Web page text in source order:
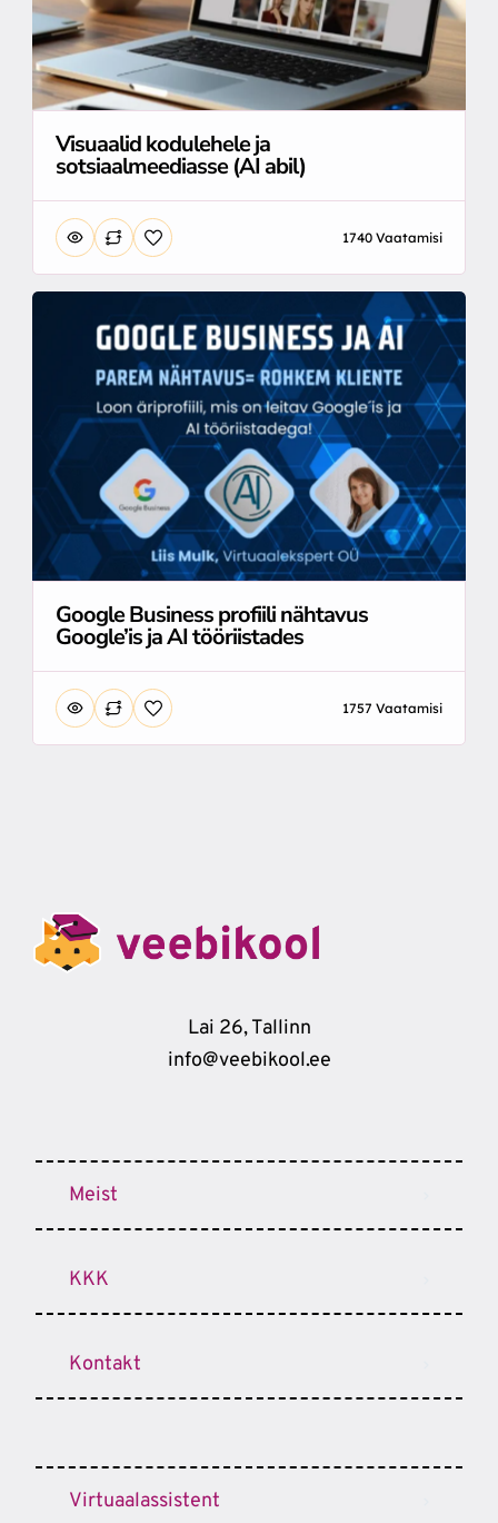
Visuaalid kodulehele ja
sotsiaalmeediasse (AI abil)
1740 Vaatamisi
Google Business profiili nähtavus
Google’is ja AI tööriistades
1757 Vaatamisi
Lai 26, Tallinn
info@veebikool.ee
Meist
KKK
Kontakt
Virtuaalassistent